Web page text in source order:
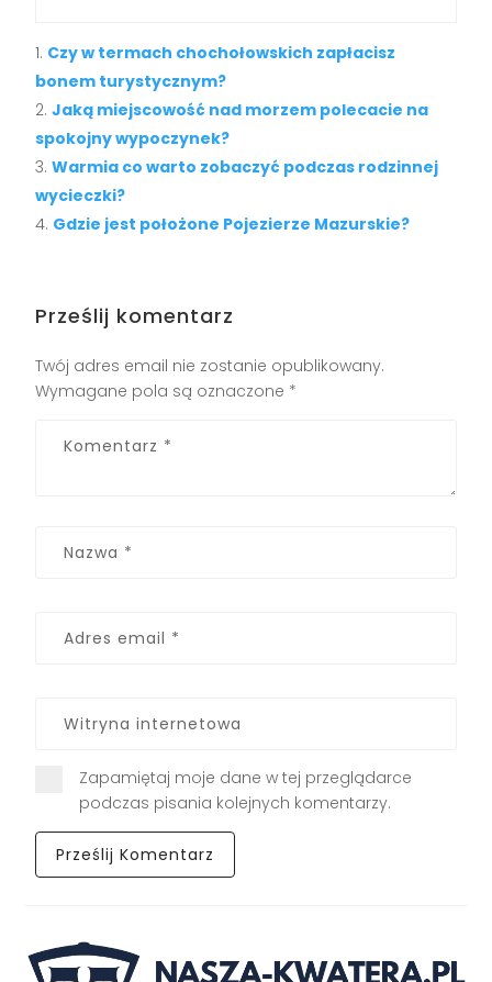
Czy w termach chochołowskich zapłacisz
bonem turystycznym?
Jaką miejscowość nad morzem polecacie na
spokojny wypoczynek?
Warmia co warto zobaczyć podczas rodzinnej
wycieczki?
Gdzie jest położone Pojezierze Mazurskie?
Prześlij komentarz
Twój adres email nie zostanie opublikowany.
Wymagane pola są oznaczone *
Zapamiętaj moje dane w tej przeglądarce
podczas pisania kolejnych komentarzy.